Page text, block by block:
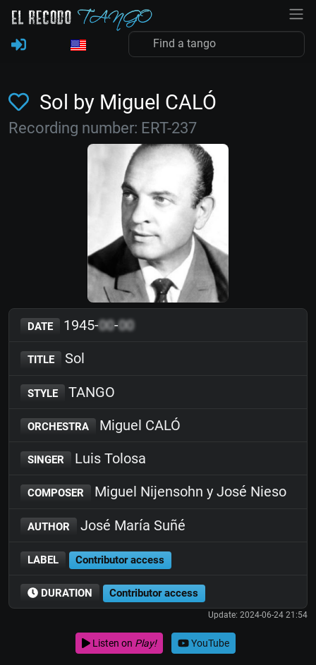
Sol by Miguel CALÓ
Recording number: ERT-237
DATE 1945-00-00
TITLE Sol
STYLE TANGO
ORCHESTRA Miguel CALÓ
SINGER Luis Tolosa
COMPOSER Miguel Nijensohn y José Nieso
AUTHOR José María Suñé
LABEL Contributor access
DURATION Contributor access
Update: 2024-06-24 21:54
Listen on Play! YouTube